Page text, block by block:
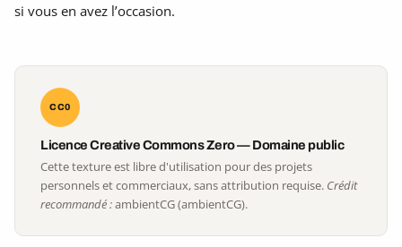
si vous en avez l’occasion.
CC0
Licence Creative Commons Zero — Domaine public
Cette texture est libre d'utilisation pour des projets
personnels et commerciaux, sans attribution requise. Crédit
recommandé :ambientCG (ambientCG).